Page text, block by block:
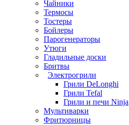
Чайники
Термосы
Тостеры
Бойлеры
Парогенераторы
Утюги
Гладильные доски
Бритвы
Электрогрили
Грили DeLonghi
Грили Tefal
Грили и печи Ninja
Мультиварки
Фритюрницы